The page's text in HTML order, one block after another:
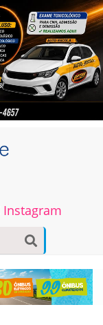
Instagram